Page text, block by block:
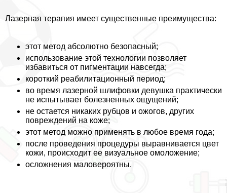
Лазерная терапия имеет существенные преимущества:
этот метод абсолютно безопасный;
использование этой технологии позволяет
избавиться от пигментации навсегда;
короткий реабилитационный период;
во время лазерной шлифовки дeвyшка пpaктически
не испытывает болезненных ощущений;
не остается никаких рубцов и ожогов, других
повреждений на коже;
этот метод можно применять в любое время года;
после проведения процедуры выравнивается цвет
кожи, происходит ее визуальное омоложение;
осложнения маловероятны.